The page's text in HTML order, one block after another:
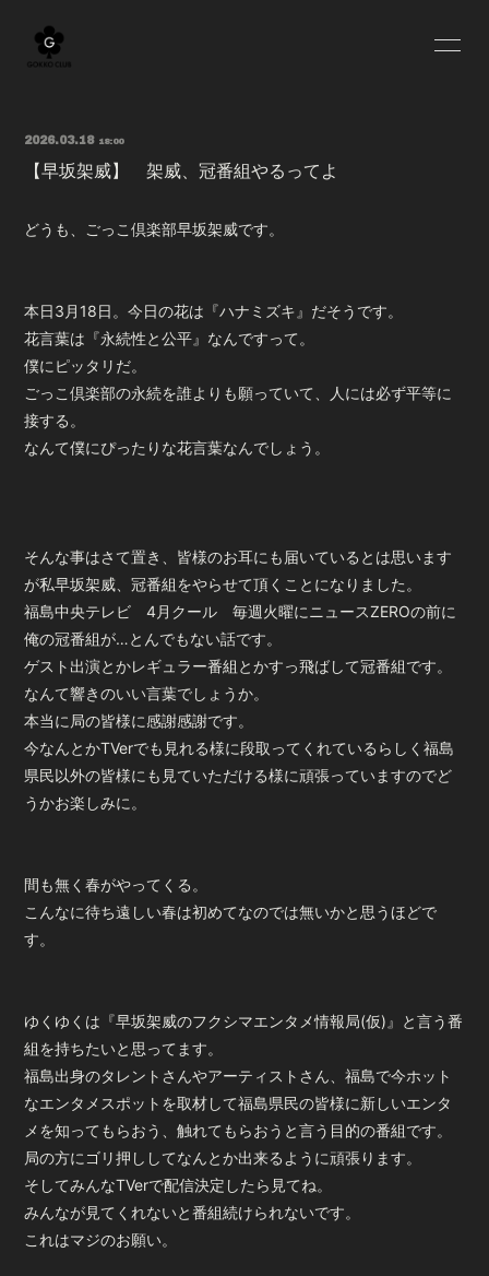
INFORMATION
OFF SHOT Q&A
GOODS
2026.03.18 18:00
【早坂架威】 架威、冠番組やるってよ
どうも、ごっこ倶楽部早坂架威です。
本日3月18日。今日の花は『ハナミズキ』だそうです。
花言葉は『永続性と公平』なんですって。
僕にピッタリだ。
ごっこ倶楽部の永続を誰よりも願っていて、人には必ず平等に
接する。
なんて僕にぴったりな花言葉なんでしょう。
そんな事はさて置き、皆様のお耳にも届いているとは思います
が私早坂架威、冠番組をやらせて頂くことになりました。
福島中央テレビ 4月クール 毎週火曜にニュースZEROの前に
俺の冠番組が…とんでもない話です。
ゲスト出演とかレギュラー番組とかすっ飛ばして冠番組です。
なんて響きのいい言葉でしょうか。
本当に局の皆様に感謝感謝です。
今なんとかTVerでも見れる様に段取ってくれているらしく福島
県民以外の皆様にも見ていただける様に頑張っていますのでど
うかお楽しみに。
間も無く春がやってくる。
こんなに待ち遠しい春は初めてなのでは無いかと思うほどで
す。
ゆくゆくは『早坂架威のフクシマエンタメ情報局(仮)』と言う番
組を持ちたいと思ってます。
福島出身のタレントさんやアーティストさん、福島で今ホット
なエンタメスポットを取材して福島県民の皆様に新しいエンタ
メを知ってもらおう、触れてもらおうと言う目的の番組です。
局の方にゴリ押ししてなんとか出来るように頑張ります。
そしてみんなTVerで配信決定したら見てね。
みんなが見てくれないと番組続けられないです。
これはマジのお願い。